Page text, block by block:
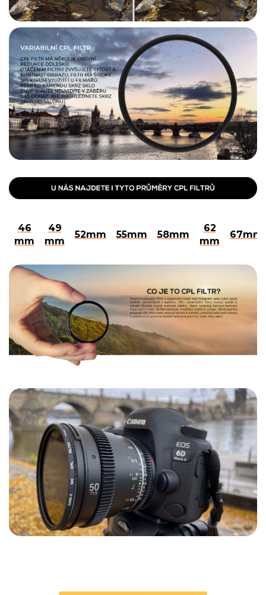
46
mm
49
mm
52mm 55mm 58mm
62
mm
67mm